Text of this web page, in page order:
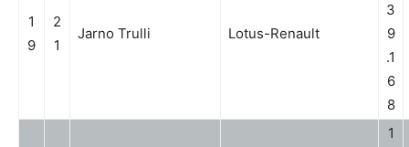
1
9
2
1
Jarno Trulli Lotus-Renault
3
9
.1
6
8
1